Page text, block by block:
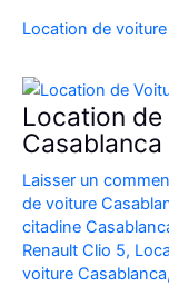
Corsa
Aéroport
|
Location
Voiture
Casablanca
Location de
Location de
Casablanca
Laisser un
de voiture
citadine
Renault Clio 5,
voiture Casablanca,